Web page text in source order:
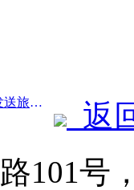
前一篇：长三角铁路“五一”假期发送旅客超2138万人次
返
101号